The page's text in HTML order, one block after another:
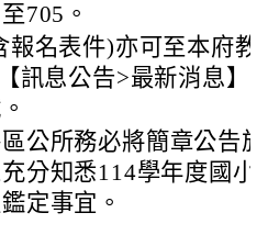
705。
報名表件)亦可至本府
訊息公告>最新消息】
公所務必將簡章公告
分知悉114學年度國小
定事宜。